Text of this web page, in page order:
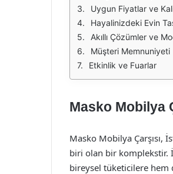
Uygun Fiyatlar ve
Hayalinizdeki Evin
Akıllı Çözümler ve
Müşteri Memnuniyeti
Etkinlik ve Fuarlar
Masko Mobilya
Masko Mobilya Çarşısı,
biri olan bir komplekstir.
bireysel tüketicilere hem